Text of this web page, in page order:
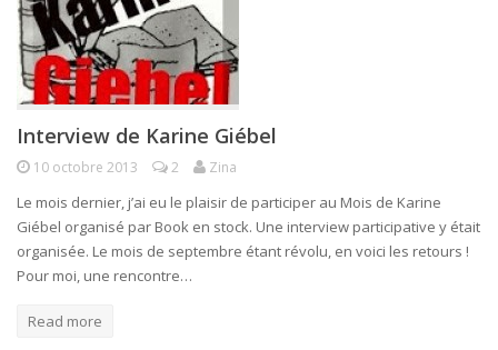
Interview de Karine Giébel
10 octobre 2013 2 Zina
Le mois dernier, j’ai eu le plaisir de participer au Mois de Karine
Giébel organisé par Book en stock. Une interview participative y était
organisée. Le mois de septembre étant révolu, en voici les retours !
Pour moi, une rencontre…
Read more